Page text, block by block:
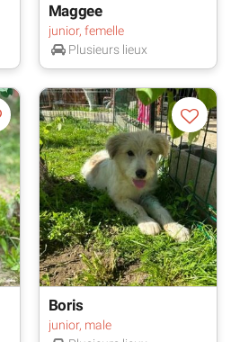
Maggee
junior, femelle
Plusieurs lieux
Boris
junior, male